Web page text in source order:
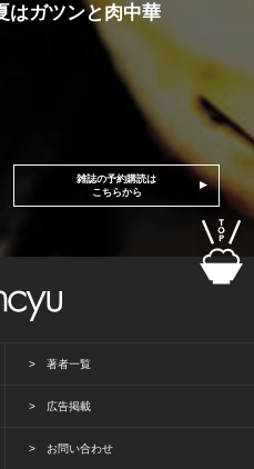
はガツンと肉中華
雑誌の予約購読は
こちらから
著者一覧
広告掲載
お問い合わせ